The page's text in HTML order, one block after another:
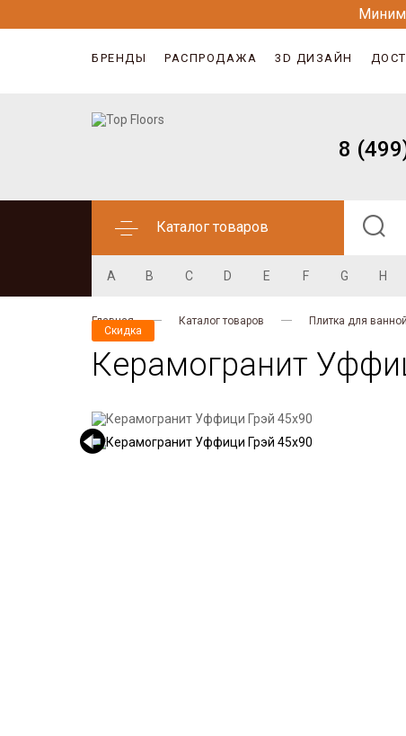
БРЕНДЫ РАСПРОДАЖА 3D ДИЗАЙН
8
Каталог товаров
A B C D E F G H
Главная Каталог товаров Плитка для ванной
Керамогранит
Скидка